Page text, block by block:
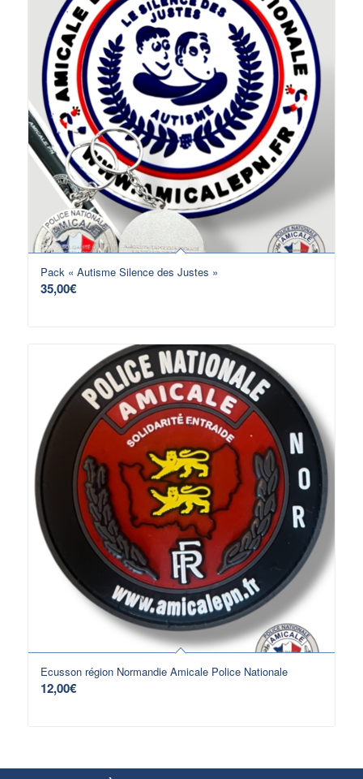
Pack « Autisme Silence des Justes »
35,00€
Ecusson région Normandie Amicale Police Nationale
12,00€